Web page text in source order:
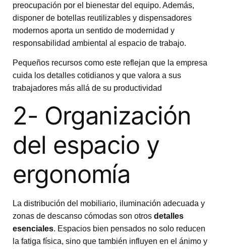
preocupación por el bienestar del equipo. Además,
disponer de botellas reutilizables y dispensadores
modernos aporta un sentido de modernidad y
responsabilidad ambiental al espacio de trabajo.
Pequeños recursos como este reflejan que la empresa
cuida los detalles cotidianos y que valora a sus
trabajadores más allá de su productividad
2- Organización
del espacio y
ergonomía
La distribución del mobiliario, iluminación adecuada y
zonas de descanso cómodas son otros detalles
esenciales. Espacios bien pensados no solo reducen
la fatiga física, sino que también influyen en el ánimo y